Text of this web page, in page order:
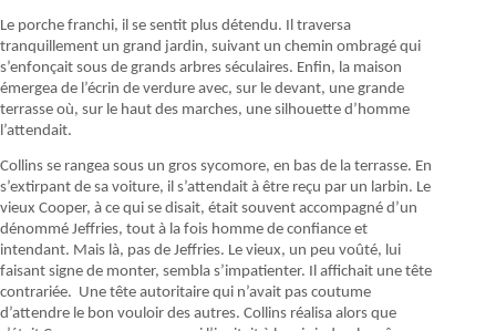
Le porche franchi, il se sentit plus détendu. Il traversa
tranquillement un grand jardin, suivant un chemin ombragé qui
s’enfonçait sous de grands arbres séculaires. Enfin, la maison
émergea de l’écrin de verdure avec, sur le devant, une grande
terrasse où, sur le haut des marches, une silhouette d’homme
l’attendait.
Collins se rangea sous un gros sycomore, en bas de la terrasse. En
s’extirpant de sa voiture, il s’attendait à être reçu par un larbin. Le
vieux Cooper, à ce qui se disait, était souvent accompagné d’un
dénommé Jeffries, tout à la fois homme de confiance et
intendant. Mais là, pas de Jeffries. Le vieux, un peu voûté, lui
faisant signe de monter, sembla s’impatienter. Il affichait une tête
contrariée. Une tête autoritaire qui n’avait pas coutume
d’attendre le bon vouloir des autres. Collins réalisa alors que